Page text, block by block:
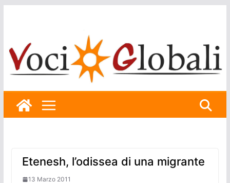
Etenesh, l’odissea di una migrante
13 Marzo 2011